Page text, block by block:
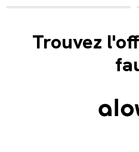
Trouvez